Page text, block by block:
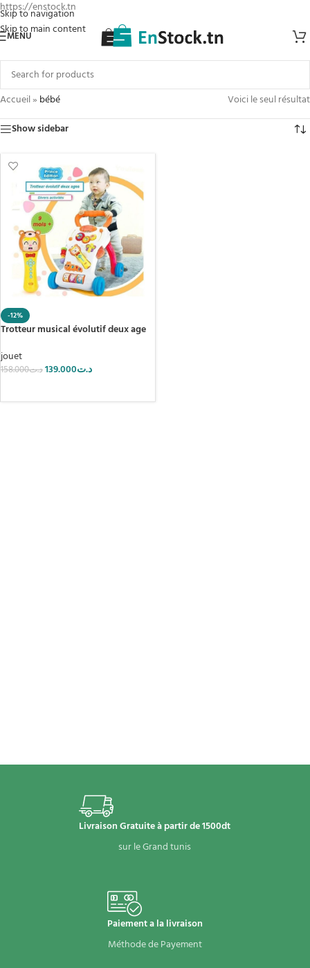
https://enstock.tn
Skip to navigation
Skip to main content
MENU
Accueil» bébé
Voici le seul résultat
Show sidebar
-12%
Trotteur musical évolutif deux age
jouet
د.ت158.000 د.ت139.000
Livraison Gratuite à partir de 1500dt
sur le Grand tunis
Paiement a la livraison
Méthode de Payement